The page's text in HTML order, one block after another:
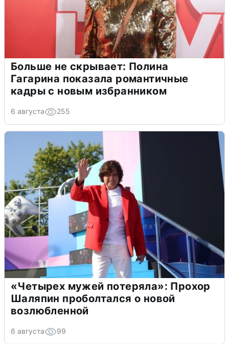
Больше не скрывает: Полина
Гагарина показала романтичные
кадры с новым избранником
6 августа 255
«Четырех мужей потеряла»: Прохор
Шаляпин проболтался о новой
возлюбленной
6 августа 99